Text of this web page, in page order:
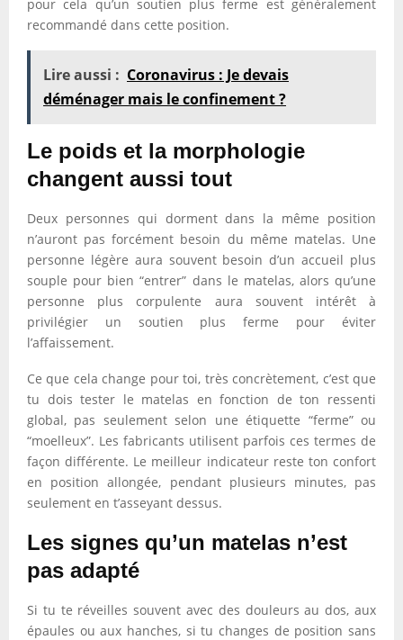
pour cela qu’un soutien plus ferme est généralement
recommandé dans cette position.
Lire aussi : Coronavirus : Je devais
déménager mais le confinement ?
Le poids et la morphologie
changent aussi tout
Deux personnes qui dorment dans la même position
n’auront pas forcément besoin du même matelas. Une
personne légère aura souvent besoin d’un accueil plus
souple pour bien “entrer” dans le matelas, alors qu’une
personne plus corpulente aura souvent intérêt à
privilégier un soutien plus ferme pour éviter
l’affaissement.
Ce que cela change pour toi, très concrètement, c’est que
tu dois tester le matelas en fonction de ton ressenti
global, pas seulement selon une étiquette “ferme” ou
“moelleux”. Les fabricants utilisent parfois ces termes de
façon différente. Le meilleur indicateur reste ton confort
en position allongée, pendant plusieurs minutes, pas
seulement en t’asseyant dessus.
Les signes qu’un matelas n’est
pas adapté
Si tu te réveilles souvent avec des douleurs au dos, aux
épaules ou aux hanches, si tu changes de position sans